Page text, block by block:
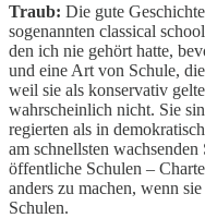
Traub: Die gute
sogenannten classical
den ich nie gehört hatte,
und eine Art von Schule,
weil sie als konservativ
wahrscheinlich nicht. Sie
regierten als in
am schnellsten
öffentliche Schulen –
anders zu machen, wenn
Schulen.